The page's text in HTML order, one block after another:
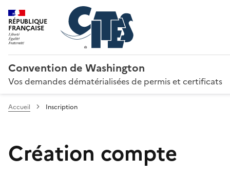
RÉPUBLIQUE
FRANÇAISE
Convention de Washington
Vos demandes dématérialisées de permis et certificats
Accueil Inscription
Création compte